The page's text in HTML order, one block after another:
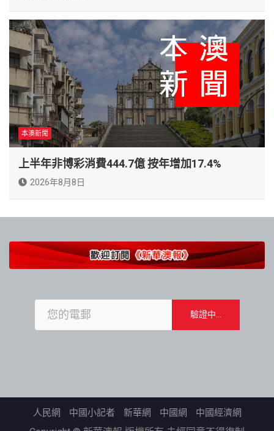
本澳新聞
上半年非博彩消費444.7億 按年增加17.4%
2026年8月8日
人民網 中國小記者 新華網 中國網 中國經濟網